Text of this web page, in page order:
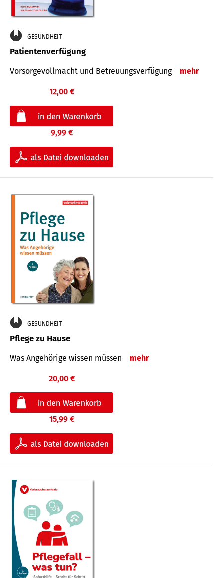
GESUNDHEIT
Patientenverfügung
Vorsorgevollmacht und Betreuungsverfügung mehr
12,00 €
9,99 €
GESUNDHEIT
Pflege zu Hause
Was Angehörige wissen müssen mehr
20,00 €
15,99 €